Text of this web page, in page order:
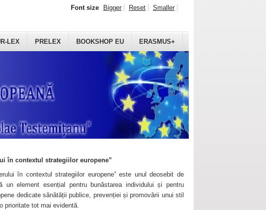
LEX PRELEX BOOKSHOP EU ERASMUS+
Font size Bigger Reset Smaller
în contextul strategiilor europene”
în contextul strategiilor europene” este unul deosebit de
un element esențial pentru bunăstarea individului și pentru
dedicate sănătății publice, prevenției și promovării unui stil
prioritate tot mai evidentă.